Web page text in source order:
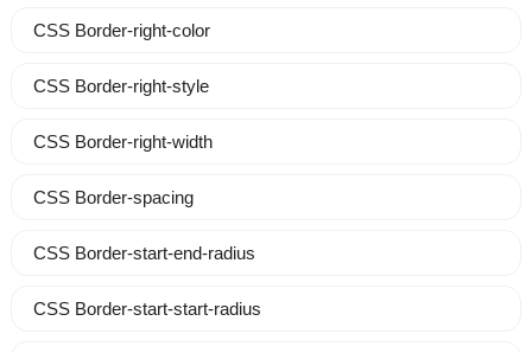
CSS Border-right-color
CSS Border-right-style
CSS Border-right-width
CSS Border-spacing
CSS Border-start-end-radius
CSS Border-start-start-radius